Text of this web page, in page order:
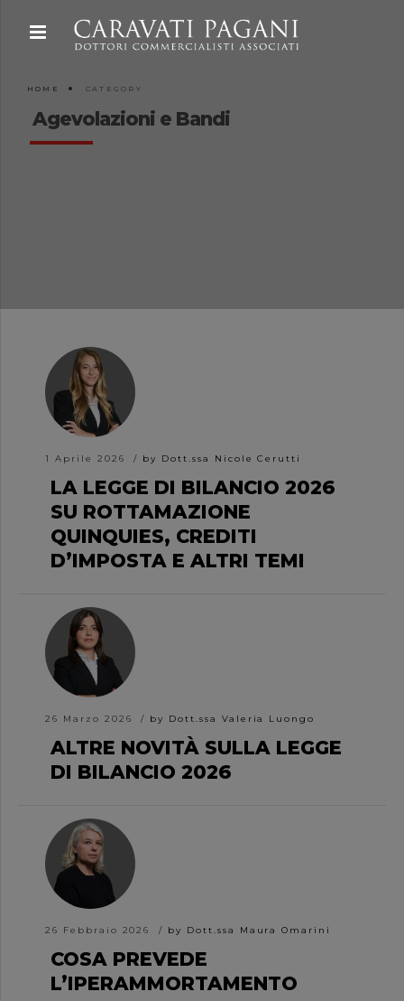
HOME CATEGORY
Agevolazioni e Bandi
1 Aprile 2026 by Dott.ssa Nicole Cerutti
LA LEGGE DI BILANCIO 2026
SU ROTTAMAZIONE
QUINQUIES, CREDITI
D’IMPOSTA E ALTRI TEMI
26 Marzo 2026 by Dott.ssa Valeria Luongo
ALTRE NOVITÀ SULLA LEGGE
DI BILANCIO 2026
26 Febbraio 2026 by Dott.ssa Maura Omarini
COSA PREVEDE
L’IPERAMMORTAMENTO